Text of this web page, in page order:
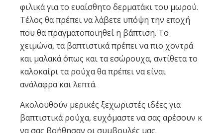
φιλικά για το ευαίσθητο δερματάκι του μωρού.
Τέλος θα πρέπει να λάβετε υπόψη την εποχή
που θα πραγματοποιηθεί η βάπτιση. Το
χειμώνα, τα βαπτιστικά πρέπει να πιο χοντρά
και μαλακά όπως και τα εσώρουχα, αντίθετα το
καλοκαίρι τα ρούχα θα πρέπει να είναι
ανάλαφρα και λεπτά.
Ακολουθούν μερικές ξεχωριστές ιδέες για
βαπτιστικά ρούχα, ευχόμαστε να σας αρέσουν κ
να σας βοήθησαν οι συμβουλές μας.